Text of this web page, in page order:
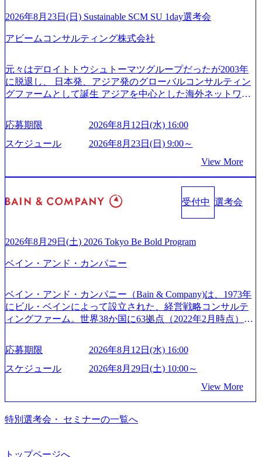
能 社内転職が活発であり、多様なスキルを1社で身に着ける
ことが可能 事業開発・運用を内包かする「オールインハウ
ス」型の組織体。社内スカウトや社内公募制度を用いて主
165942_70f09968-1b27-43e6-b849-1cd107c4f488_1200x698.web
p ## 働き方／WLB／待遇 内装8億円超のかっこいいオフィ
スがあり、 働き甲斐のあるランキング、新卒注目ランキン
ため事業創造の自由度が高く、赤字事業でも投資して長期
的な成長を若手に任せられる環境 対面でのコミュニケーシ
ョンメリットを重視するため出社勤務。1日の労働時間平均
9.2時間、有休消化率81%(2024年度の年間データ、エンジニ
ア組織） 2026年8月22日(土) 10:00～最長16:00 2026年8月10
日(月) 16:00 ※応募者が定員を上回る場合は、厳正なる審査
の上参加者を決定させていただきます。ご了承ください。
● 当日の流れ 受付 → 会社説明会 → 面接(会社説明会終了
後、随時ご案内) ※全てリモートにて実施します。 ※参加
通常の選考フローと異なり、事前に適性検査をご受検いた
ションサーチになります。 ご経験やスキル、そして適性や
きます。 ※本求人はレバテック株式会社の雇用となりま
す。 ※案件によっては客先に出向いての作業も発生しま
す。 ＜ITコンサルタント＞ Webアプリケーション、SaaS系
模基幹システムにおける最上流のPoC(概念実証)支援から構
想策定、開発マネジメント支援までを一気通貫で担当して
の業務革新と効率化の実現に貢献します。 ＜PL/PM＞ 顧客
の要望を深くヒアリングし、企画構想からアジャイル開発
による開発支援までを一気通貫で推進していただきます。
プロジェクト提案・推進の中核として、企画・要件定義か
流での現状分析、顧客ヒアリング、戦略策定、技術選定、
ジタル人材育成の支援も盛んに行う 採用資料 (https://www.ac
2/Accenture-Recruiting-Brochure.pdf#zoom=50) 女性の活躍につ
rs/corporate/document/women-brochure.pdf#zoom=50) 社員発信
のキャリアブログ (https://www.accenture.com/jp-ja/blogs/japan-
careers-blog) 江川社長が語る「105点経営」 (https://business.ni
kkei.com/atcl/gen/19/00604/021600008/) 規模拡大で成功する理
6218) 大手広告代理店出身者などマーケティングのトップ人
材が集結するワケ (https://markezine.jp/article/detail/45446) エン
ジニアからコンサルタントへ。会社に入って、何が変わっ
た？ (https://www.businessinsider.jp/post-288838) プラダ：ラグ
ジュアリー製品のパーソナライゼーション (https://www.acce
nture.com/jp-ja/case-studies/song/prada-luxury-product-customizati
on) 大正製薬：ITカーブアウト支援 (https://www.accenture.co
m/jp-ja/case-studies/consulting/taisho-pharmaceutical)（ストラテ
ジー & コンサルティング） ソフトバンク：初のオンライン
s://www.accenture.com/jp-ja/case-studies/communications-media/so
する「保安ネット」を構築。省庁DXの先進事例を実現 (http
ry-safety-network)（公共サービス） カルビー：SAP HANAの
導入で基幹システムを刷新 (https://www.accenture.com/jp-ja/ca
se-studies/consumer-goods-services/calbee)（消費財・サービ
る 日本では2.3万人以上の従業員を擁しており(会計系BIG4
を上回る規模感)、営業利益率も約15％と驚異的な数字とな
を遂げていることから、今後も高い成長が見込まれる 多く
の技術者を抱えており、アビームコンサルティングに続い
て日本国内2番目にSAP認定コンサルタント制度の有資格者
数が多く、特にIT領域に強みを持つ グローバルのポジショ
ーケットプレイス」が存在し、本ツールを活用で上司の引
2026年8月23日(日) Sustainable SCM SU 1day選考会
アビームコンサルティング株式会社
元々はデロイトトウシュトーマツグループだったが2003年
に脱退し、 日本発、アジア発のグローバルコンサルティン
グファームとして誕生 アジアを中心とした海外ネットワー
供している日系最大級の総合コンサルティングファーム
『Build Beyond As One ®.』をブランドメッセージに掲げ、
企業や組織の変革を通じて社会や産業の課題を解決し、未
確実な実現と社会的価値及び経済的価値の追求にも貢献 NE
Cとの戦略的資本提携も実現して、現在はNECのグループ会
社であり、戦略、業務改革、IT、組織・人事、アウトソー
シングなどの専門知識と、豊富な経験を持つ約6,000名を超
えるプロフェッショナルを有する 金融、製造、流通、エネ
トとしている SAP領域においては日本市場No.1を誇り、全
定コンサルタント資格を取得している また、日本国内企業
資格も保有、さまざまな業界・業種でのプロジェクト実績
と蓄積されたノウハウを基に独自の方法論やテンプレート
を開発し、それらを活用してお客様に最適なSAPコンサル
96dc8f2-7d54-42b9-a7ae-8c532c52d3d8_1200x678.webp アビー
ムコンサルティング会社資料 (https://www.abeam.com/content/
dam/abeam/jp/ja/about/company/ABeamConsultingCompanyProfil
e_jpn_4.pdf) 『SAP AWARD OF EXCELLENCE 2024』にお
ルティング、社員の健康改善を支援 食事・睡眠など可視
応募期限
2026年8月12日(水) 16:00
スケジュール
2026年8月23日(日) 9:00～
View More
受付中 選考会
2026年8月29日(土) 2026 Tokyo Be Bold Program
ベイン・アンド・カンパニー
ベイン・アンド・カンパニー（Bain & Company)は、1973年
にビル・ベインによって設立された、経営戦略コンサルテ
ィングファーム。世界38か国に63拠点（2022年2月時点）、
アントにお届けするのは単なるレポートではなく、『結
果』である。」この原則のもと、ベインは1973年に創業さ
れた。クライアントが不確かな未来の中、競争に勝てるよ
に、提言を具体的な行動に落とし込んでいる。 徹底した
「結果主義」を標榜。クライアントのフルポテンシャル実
現を目標に、具体的に目に見える成果を出すことを信条と
（真北）という言葉がよくつかわれる。針が少し東に傾い
応募期限
2026年8月12日(水) 16:00
スケジュール
2026年8月29日(土) 10:00～
View More
特別選考会・ セミナーの一覧へ
トップページへ